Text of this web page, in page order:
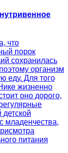
что
порок
сохранилась
организм
еду. Для того
жизненно
оно дорого,
младенчества,
питания